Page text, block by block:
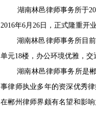
湖南林邑律师事务所于
2016年6月 26 日，正式隆重开业
湖南林邑律师事务所目
单元18楼，办公环境优雅，交
湖南林邑律师事务所是
事律师执业多年的资深优秀
在郴州律师界颇有名望和影